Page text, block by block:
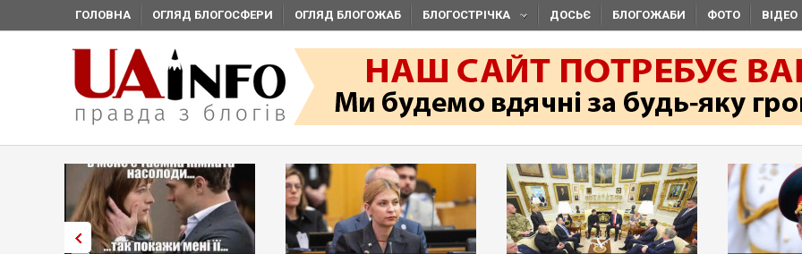
ГОЛОВНА ОГЛЯД БЛОГОСФЕРИ ОГЛЯД БЛОГОЖАБ БЛОГОСТРІЧКА ДОСЬЄ БЛОГОЖАБИ ФОТО ВІДЕО